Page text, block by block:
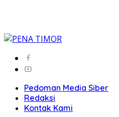
Pedoman Media Siber
Redaksi
Kontak Kami